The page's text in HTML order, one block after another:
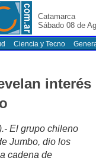
Catamarca
Sábado 08 de
Ciencia y Tecno
interés
El grupo chileno
Jumbo, dio los
cadena de